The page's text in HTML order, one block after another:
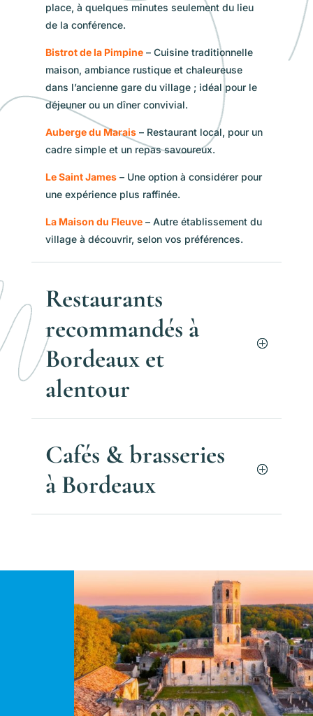
place, à quelques minutes seulement du lieu
de la conférence.
Bistrot de la Pimpine– Cuisine traditionnelle
maison, ambiance rustique et chaleureuse
dans l’ancienne gare du village ; idéal pour le
déjeuner ou un dîner convivial.
Auberge du Marais– Restaurant local, pour un
cadre simple et un repas savoureux.
Le Saint James– Une option à considérer pour
une expérience plus raffinée.
La Maison du Fleuve– Autre établissement du
village à découvrir, selon vos préférences.
Restaurants
recommandés à
Bordeaux et
alentour
Cafés & brasseries
à Bordeaux